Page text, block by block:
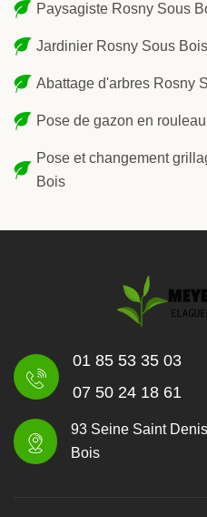
Paysagiste Rosny Sous
Jardinier Rosny Sous Bois
Abattage d'arbres Rosny
Pose de gazon en
Pose et changement
Bois
01 85 53 35 03
07 50 24 18 61
93 Seine Saint
Bois